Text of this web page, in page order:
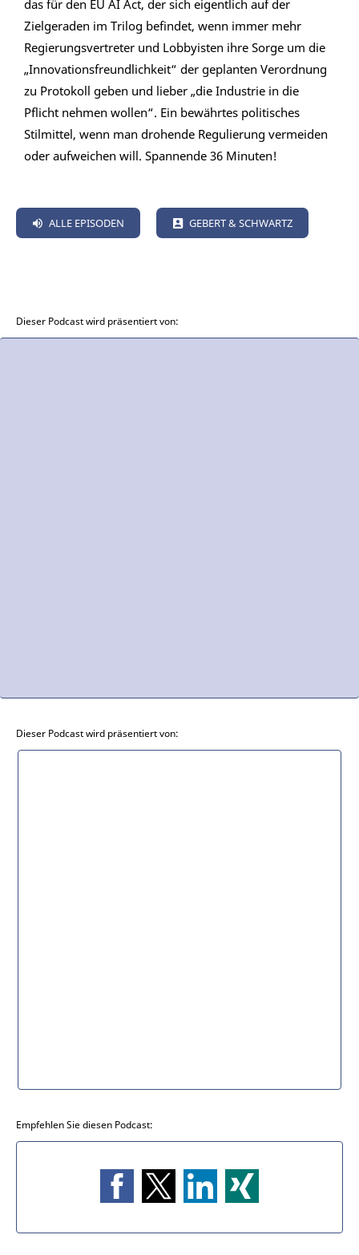
das für den EU AI Act, der sich eigentlich auf der
Zielgeraden im Trilog befindet, wenn immer mehr
Regierungsvertreter und Lobbyisten ihre Sorge um die
„Innovationsfreundlichkeit“ der geplanten Verordnung
zu Protokoll geben und lieber „die Industrie in die
Pflicht nehmen wollen“. Ein bewährtes politisches
Stilmittel, wenn man drohende Regulierung vermeiden
oder aufweichen will. Spannende 36 Minuten!
ALLE EPISODEN GEBERT & SCHWARTZ
Dieser Podcast wird präsentiert von:
Dieser Podcast wird präsentiert von:
Empfehlen Sie diesen Podcast: